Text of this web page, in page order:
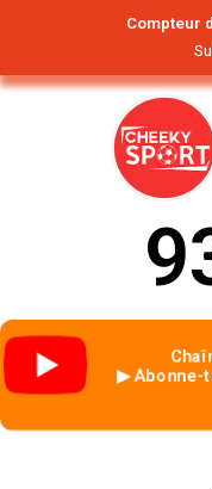
Compteur
9
▶ Abonne-